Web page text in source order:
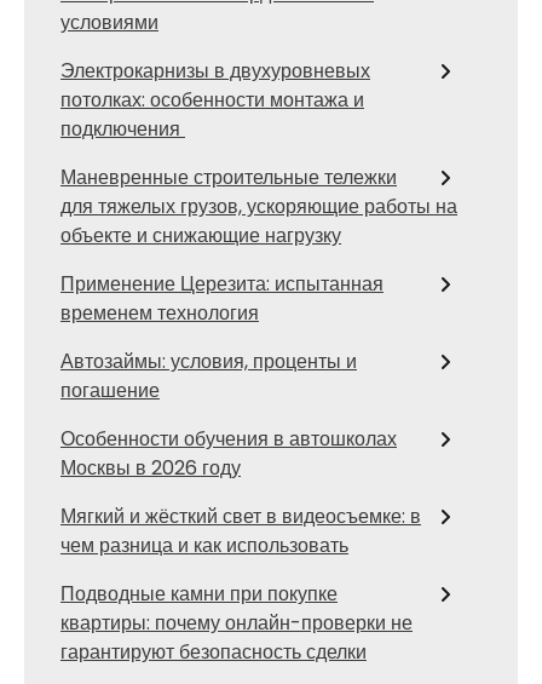
условиями
Электрокарнизы в двухуровневых
потолках: особенности монтажа и
подключения
Маневренные строительные тележки
для тяжелых грузов, ускоряющие работы на
объекте и снижающие нагрузку
Применение Церезита: испытанная
временем технология
Автозаймы: условия, проценты и
погашение
Особенности обучения в автошколах
Москвы в 2026 году
Мягкий и жёсткий свет в видеосъемке: в
чем разница и как использовать
Подводные камни при покупке
квартиры: почему онлайн-проверки не
гарантируют безопасность сделки